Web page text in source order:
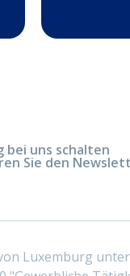
bei uns schalten
Sie den
Luxemburg